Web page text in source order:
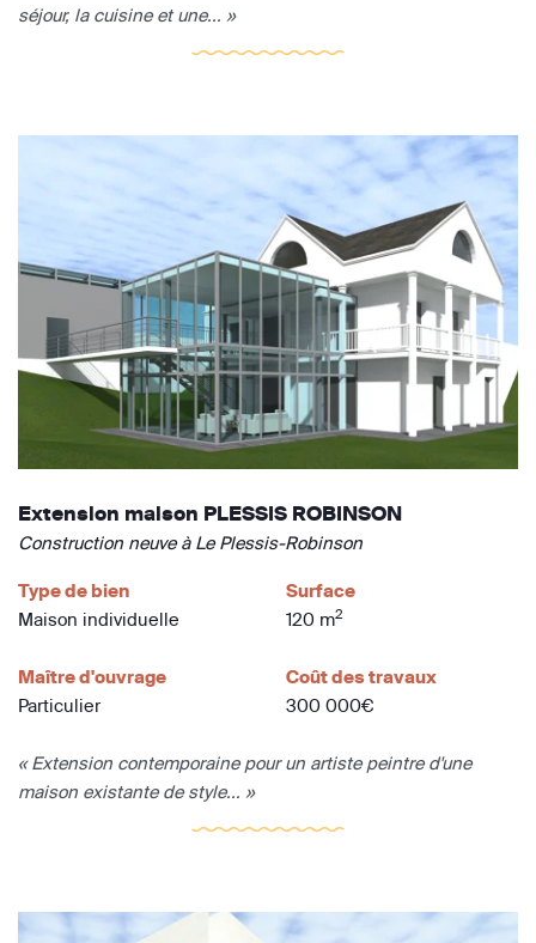
séjour, la cuisine et une... »
Extension maison PLESSIS ROBINSON
Construction neuve à Le Plessis-Robinson
Type de bien
Maison individuelle
Surface
120 m2
Maître d'ouvrage
Particulier
Coût des travaux
300 000€
« Extension contemporaine pour un artiste peintre d'une
maison existante de style... »